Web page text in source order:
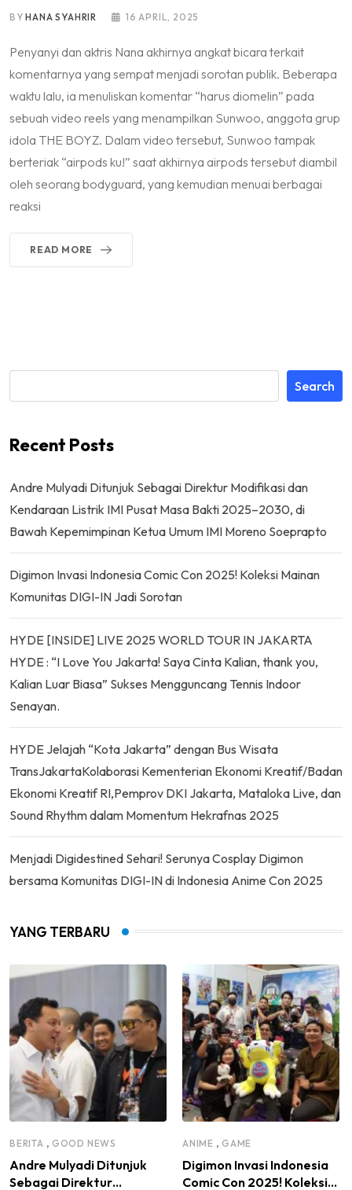
BYHANA SYAHRIR 16 APRIL, 2025
Penyanyi dan aktris Nana akhirnya angkat bicara terkait
komentarnya yang sempat menjadi sorotan publik. Beberapa
waktu lalu, ia menuliskan komentar “harus diomelin” pada
sebuah video reels yang menampilkan Sunwoo, anggota grup
idola THE BOYZ. Dalam video tersebut, Sunwoo tampak
berteriak “airpods ku!” saat akhirnya airpods tersebut diambil
oleh seorang bodyguard, yang kemudian menuai berbagai
reaksi
READ MORE
Search
Recent Posts
Andre Mulyadi Ditunjuk Sebagai Direktur Modifikasi dan
Kendaraan Listrik IMI Pusat Masa Bakti 2025–2030, di
Bawah Kepemimpinan Ketua Umum IMI Moreno Soeprapto
Digimon Invasi Indonesia Comic Con 2025! Koleksi Mainan
Komunitas DIGI-IN Jadi Sorotan
HYDE [INSIDE] LIVE 2025 WORLD TOUR IN JAKARTA
HYDE : “I Love You Jakarta! Saya Cinta Kalian, thank you,
Kalian Luar Biasa” Sukses Mengguncang Tennis Indoor
Senayan.
HYDE Jelajah “Kota Jakarta” dengan Bus Wisata
TransJakartaKolaborasi Kementerian Ekonomi Kreatif/Badan
Ekonomi Kreatif RI,Pemprov DKI Jakarta, Mataloka Live, dan
Sound Rhythm dalam Momentum Hekrafnas 2025
Menjadi Digidestined Sehari! Serunya Cosplay Digimon
bersama Komunitas DIGI-IN di Indonesia Anime Con 2025
YANG TERBARU
BERITA , GOOD NEWS
Andre Mulyadi Ditunjuk
Sebagai Direktur
ANIME , GAME
Digimon Invasi Indonesia
Comic Con 2025! Koleksi